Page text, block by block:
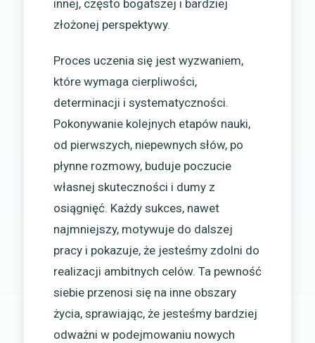
innej, często bogatszej i bardziej
złożonej perspektywy.
Proces uczenia się jest wyzwaniem,
które wymaga cierpliwości,
determinacji i systematyczności.
Pokonywanie kolejnych etapów nauki,
od pierwszych, niepewnych słów, po
płynne rozmowy, buduje poczucie
własnej skuteczności i dumy z
osiągnięć. Każdy sukces, nawet
najmniejszy, motywuje do dalszej
pracy i pokazuje, że jesteśmy zdolni do
realizacji ambitnych celów. Ta pewność
siebie przenosi się na inne obszary
życia, sprawiając, że jesteśmy bardziej
odważni w podejmowaniu nowych